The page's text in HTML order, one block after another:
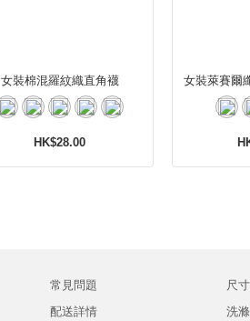
女裝棉混羅紋織直角襪
HK$28.00
女裝萊賽爾
常見問題
配送詳情
尺
洗